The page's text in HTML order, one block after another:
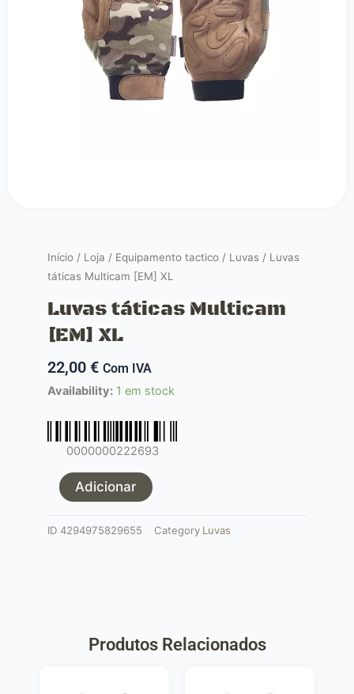
Início / Loja / Equipamento tactico / Luvas / Luvas
táticas Multicam [EM] XL
Luvas táticas Multicam
[EM] XL
22,00 € Com IVA
Availability: 1 em stock
0000000222693
Quantidade
táticas
[EM]
Adicionar
ID 4294975829655 Category Luvas
Produtos Relacionados